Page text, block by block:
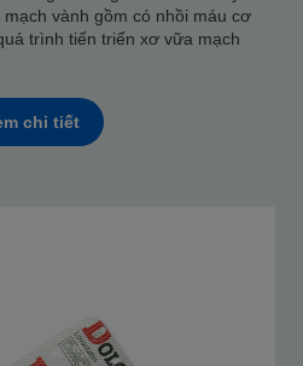
vành gồm có nhồi máu cơ
trình tiến triển xơ vữa mạch
chi tiết